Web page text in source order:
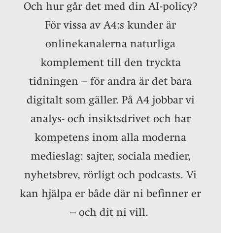
Och hur går det med din AI-policy?
För vissa av A4:s kunder är
onlinekanalerna naturliga
komplement till den tryckta
tidningen – för andra är det bara
digitalt som gäller. På A4 jobbar vi
analys- och insiktsdrivet och har
kompetens inom alla moderna
medieslag: sajter, sociala medier,
nyhetsbrev, rörligt och podcasts. Vi
kan hjälpa er både där ni befinner er
– och dit ni vill.